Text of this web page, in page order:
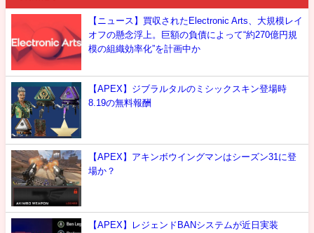
【ニュース】買収されたElectronic Arts、大規模レイ
オフの懸念浮上。巨額の負債によって“約270億円規
模の組織効率化”を計画中か
【APEX】ジブラルタルのミシックスキン登場時
8.19の無料報酬
【APEX】アキンボウイングマンはシーズン31に登
場か？
【APEX】レジェンドBANシステムが近日実装